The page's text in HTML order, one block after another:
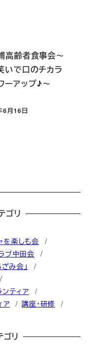
高齢者食事会～
いで口のチカラ
ーアップ♪～
6月16日
ゴリ
を楽しも会
ブ中田会
み会」
ティア
ア
講座・研修
リ